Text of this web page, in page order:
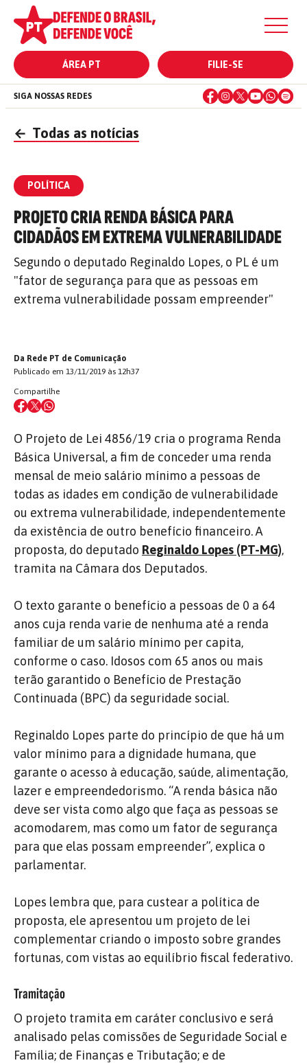
ÁREA PT FILIE-SE
SIGA NOSSAS REDES
← Todas as notícias
POLÍTICA
PROJETO CRIA RENDA BÁSICA PARA
CIDADÃOS EM EXTREMA VULNERABILIDADE
Segundo o deputado Reginaldo Lopes, o PL é um
"fator de segurança para que as pessoas em
extrema vulnerabilidade possam empreender"
Da Rede PT de Comunicação
Publicado em 13/11/2019 às 12h37
Compartilhe
O Projeto de Lei 4856/19 cria o programa Renda
Básica Universal, a fim de conceder uma renda
mensal de meio salário mínimo a pessoas de
todas as idades em condição de vulnerabilidade
ou extrema vulnerabilidade, independentemente
da existência de outro benefício financeiro. A
proposta, do deputado Reginaldo Lopes (PT-MG),
tramita na Câmara dos Deputados.
O texto garante o benefício a pessoas de 0 a 64
anos cuja renda varie de nenhuma até a renda
familiar de um salário mínimo per capita,
conforme o caso. Idosos com 65 anos ou mais
terão garantido o Benefício de Prestação
Continuada (BPC) da seguridade social.
Reginaldo Lopes parte do princípio de que há um
valor mínimo para a dignidade humana, que
garante o acesso à educação, saúde, alimentação,
lazer e empreendedorismo. “A renda básica não
deve ser vista como algo que faça as pessoas se
acomodarem, mas como um fator de segurança
para que elas possam empreender”, explica o
parlamentar.
Lopes lembra que, para custear a política de
proposta, ele apresentou um projeto de lei
complementar criando o imposto sobre grandes
fortunas, com vistas ao equilíbrio fiscal federativo.
Tramitação
O projeto tramita em caráter conclusivo e será
analisado pelas comissões de Seguridade Social e
Família; de Finanças e Tributação; e de